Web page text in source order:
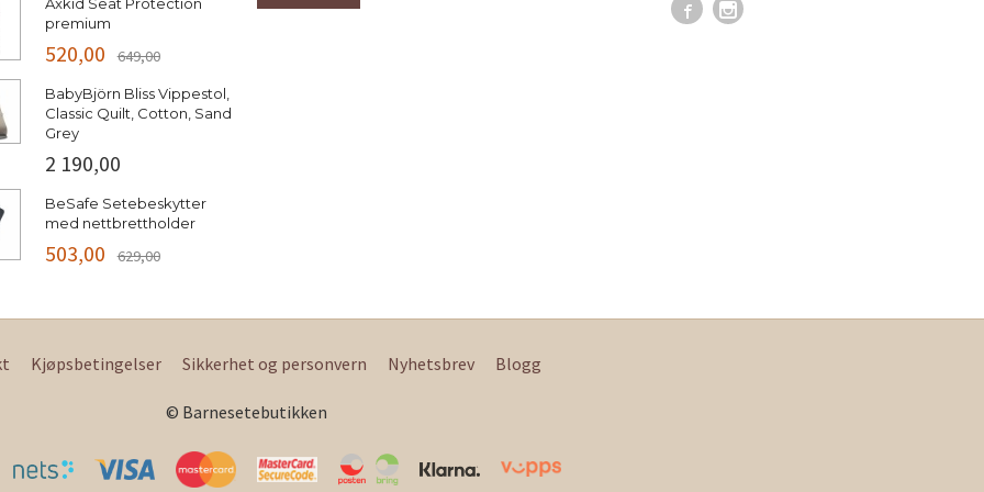
premium
520,00 649,00
BabyBjörn Bliss Vippestol,
Classic Quilt, Cotton, Sand
Grey
2 190,00
BeSafe Setebeskytter
med nettbrettholder
503,00 629,00
Kjøpsbetingelser Sikkerhet og personvern Nyhetsbrev Blogg
© Barnesetebutikken